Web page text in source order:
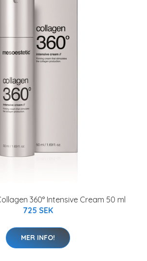
360° Intensive Cream 50 ml
725 SEK
MER INFO!